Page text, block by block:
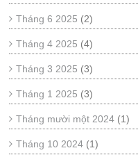
Tháng 6 2025 (2)
Tháng 4 2025 (4)
Tháng 3 2025 (3)
Tháng 1 2025 (3)
Tháng mười một 2024 (1)
Tháng 10 2024 (1)